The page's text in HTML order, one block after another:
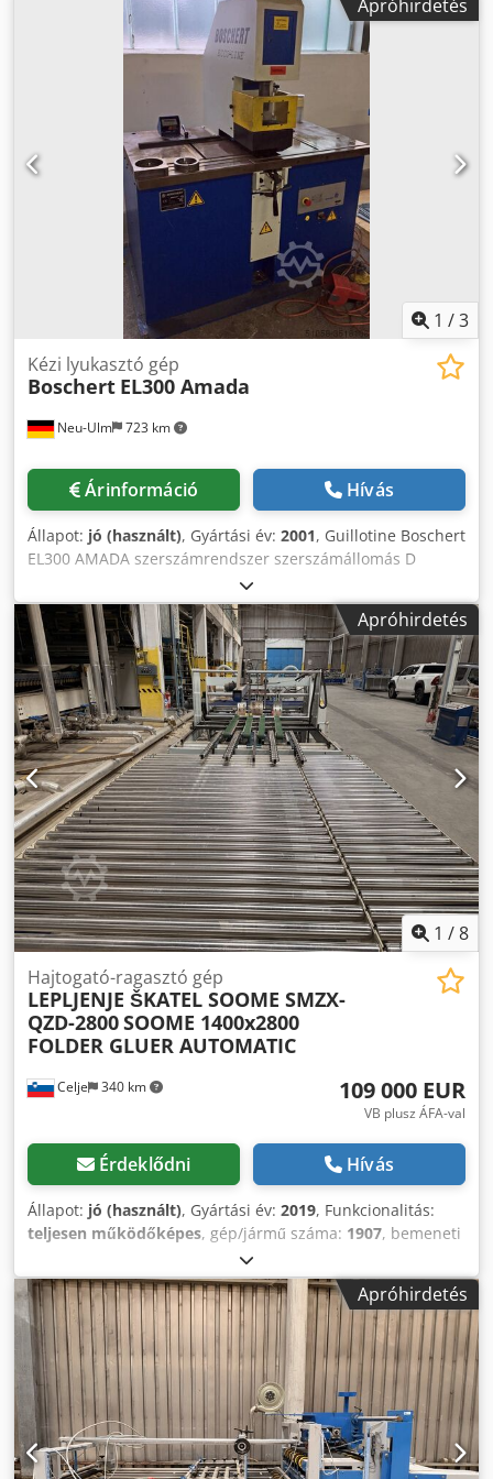
gép kúpos alakú csomagok hajtogatását és ragasztását
mutatja. A Straight Line kartonok gyártásakor a gép
általában körülbelül 20 000–25 000 dobozt gyárt óránként.
A tényleges gyártási teljesítmény függ a doboz
kialakításától, a blankok méreteitől, az alapanyag típusától
és a kiválasztott működési sebességtől. • Ügyfél által
szállított blankokkal kísérleti gyártás lehetséges Dedpezr
Rm Nofx Amyeck • A kiválasztott ragasztórendszerrel
tesztek végezhetők • Egyedi, élő gépbemutató szervezhető •
A műszaki dokumentáció áttekinthető az átvizsgálás során
berendezés, amelyet digitális nyomdák számára terveztek.
Gyártás helye: Spanyolország. Műszaki adatok: Maximális
ívméret: 520 mm x 720 mm Minimális ívméret: 220 mm x
220 mm Minimális papírsúly: 130 g/m² Maximális
papírsúly: 350 g/m² Üzemi hőmérséklet: 80-145°C
Maximális munkasebesség: 22 m/perc Tömeg: 750 kg
Tápellátás: 380V Kiegészítés: 6 bar sűrített levegő Acél,
krómozott, nagyméretű henger olajfeltöltéssel a nagyobb
üzemi stabilitás érdekében. Pneumatikus nyomás,
elválasztás és automatikus adagolás magas raklapról.
Dcjdpfx Ameziyq Seyok Állítható préselési erő. Expanziós
tengely a fólia rögzítéséhez, billenőkarra szerelve.
Érintőpanel az egyszerű kezeléshez. Ív kiegyenesítő modul.
Leadóasztal. Érdeklődjön a termékről!
Apróhirdetés
1 /3
Neu-Ulm 723 km
Kézi lyukasztó gép
Boschert EL300 Amada
Árinformáció Hívás
Állapot: jó (használt), Gyártási év: 2001, Guillotine Boschert
EL300 AMADA szerszámrendszer szerszámállomás D
átmérő 88,9 mm Új szerszám adapter A / B / C állomás
Lyukasztási teljesítmény: 280 kN (28 tonna) Lyukasztókar
RADIUS 350 mm Oldalsó ütköző 500 mm jobbra / balra
Mélységmérő digitális kijelzővel Az oldal támadások új ,
Tömeg 2300 kg Dcsdpfjdnny Rex Amyek
Apróhirdetés
1 /8
Celje 340 km
Hajtogató-ragasztó gép
LEPLJENJE ŠKATEL SOOME SMZX-
QZD-2800SOOME 1400x2800
FOLDER GLUER AUTOMATIC
109 000 EUR
VB plusz ÁFA-val
Érdeklődni Hívás
Állapot: jó (használt), Gyártási év: 2019, Funkcionalitás:
teljesen működőképes, gép/jármű száma: 1907, bemeneti
, teljes szélesség:
teljes hossz:22 100 mm, teljes magasság:1 350 mm,
bemeneti feszültség:380 V, szervomotor teljesítménye:
10 000 W , össztömeg: 6 500 kg , vágáshossz (max.): 2 300
mm , Eladó: nagy teljesítményű, teljesen automata
dobozhajtogató és ragasztógép hullámpapír dobozokhoz, a
HEBEI SOOME gyártmánya. A gép 2019-ben készült, gyors
és automatizált nagyformátumú csomagolási feladatokra
lett tervezve. Automatikus adagoló- és hajtogatórendszere
révén ideális választás nagy igénybevételű ipari
Apróhirdetés